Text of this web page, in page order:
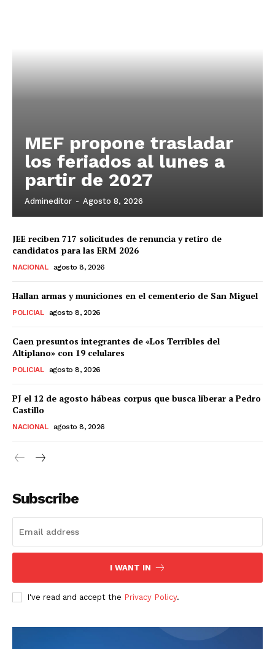
MEF propone trasladar
los feriados al lunes a
partir de 2027
Admineditor - Agosto 8, 2026
JEE reciben 717 solicitudes de renuncia y retiro de
candidatos para las ERM 2026
NACIONAL agosto 8, 2026
Hallan armas y municiones en el cementerio de San Miguel
POLICIAL agosto 8, 2026
Caen presuntos integrantes de «Los Terribles del
Altiplano» con 19 celulares
POLICIAL agosto 8, 2026
PJ el 12 de agosto hábeas corpus que busca liberar a Pedro
Castillo
NACIONAL agosto 8, 2026
Subscribe
I WANT IN
I've read and accept the Privacy Policy.